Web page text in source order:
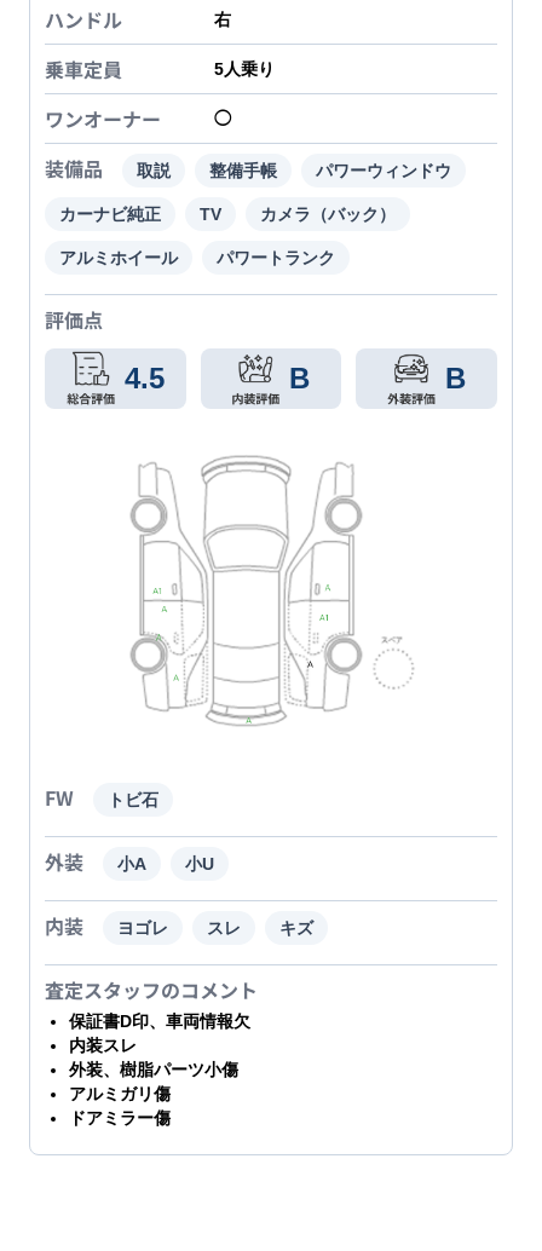
ハンドル 右
乗車定員 5人乗り
ワンオーナー ◯
装備品 取説 整備手帳 パワーウィンドウ
カーナビ純正 TV カメラ（バック）
アルミホイール パワートランク
評価点
4.5 B B
FW トビ石
外装 小A 小U
内装 ヨゴレ スレ キズ
査定スタッフのコメント
保証書D印、車両情報欠
内装スレ
外装、樹脂パーツ小傷
アルミガリ傷
ドアミラー傷